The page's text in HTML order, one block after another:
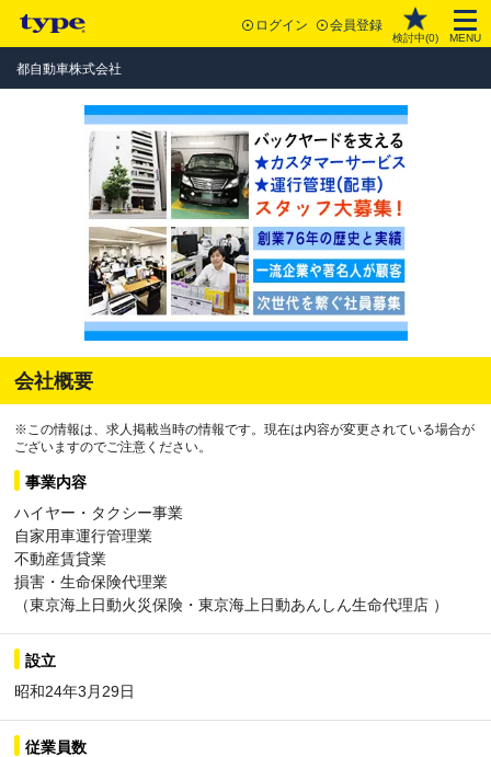
ログイン 会員登録
検討中(0) MENU
都自動車株式会社
会社概要
※この情報は、求人掲載当時の情報です。現在は内容が変更されている場合が
ございますのでご注意ください。
事業内容
ハイヤー・タクシー事業
自家用車運行管理業
不動産賃貸業
損害・生命保険代理業
（東京海上日動火災保険・東京海上日動あんしん生命代理店 ）
設立
昭和24年3月29日
従業員数